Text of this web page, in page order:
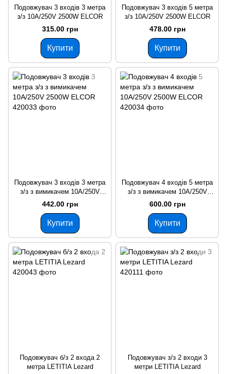
Подовжувач 3 входів 3 метра
з/з 10А/250V 2500W ELCOR
315.00 грн
Купити
Подовжувач 3 входів 5 метра
з/з 10А/250V 2500W ELCOR
478.00 грн
Купити
Подовжувач 3 входів 3 метра
з/з з вимикачем 10А/250V
2500W ELCOR
442.00 грн
Купити
Подовжувач 4 входів 5 метра
з/з з вимикачем 10А/250V
2500W ELCOR
600.00 грн
Купити
Подовжувач б/з 2 входа 2
метра LETITIA Lezard
Подовжувач з/з 2 входи 3
метри LETITIA Lezard